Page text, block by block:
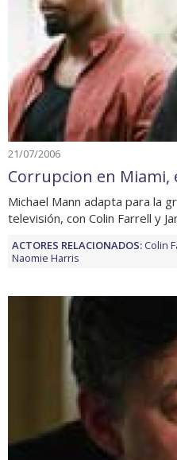
21/07/2006
Corrupcion en Miami,
Michael Mann adapta para la
televisión, con Colin Farrell y
ACTORES RELACIONADOS:Colin
Naomie Harris